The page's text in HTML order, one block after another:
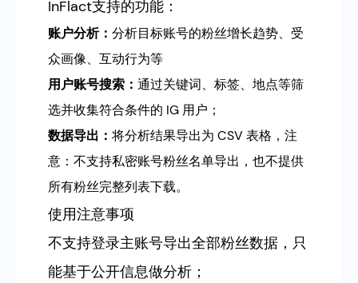
InFlact支持的功能：
账户分析： 分析目标账号的粉丝增长趋势、受
众画像、互动行为等
用户账号搜索 ： 通过关键词、标签、地点等筛
选并收集符合条件的 IG 用户；
数据导出 ： 将分析结果导出为 CSV 表格，注
意：不支持私密账号粉丝名单导出，也不提供
所有粉丝完整列表下载。
使用注意事项
不支持登录主账号导出全部粉丝数据，只
能基于公开信息做分析；